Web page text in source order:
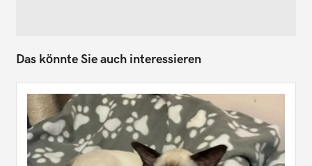
Das könnte Sie auch interessieren